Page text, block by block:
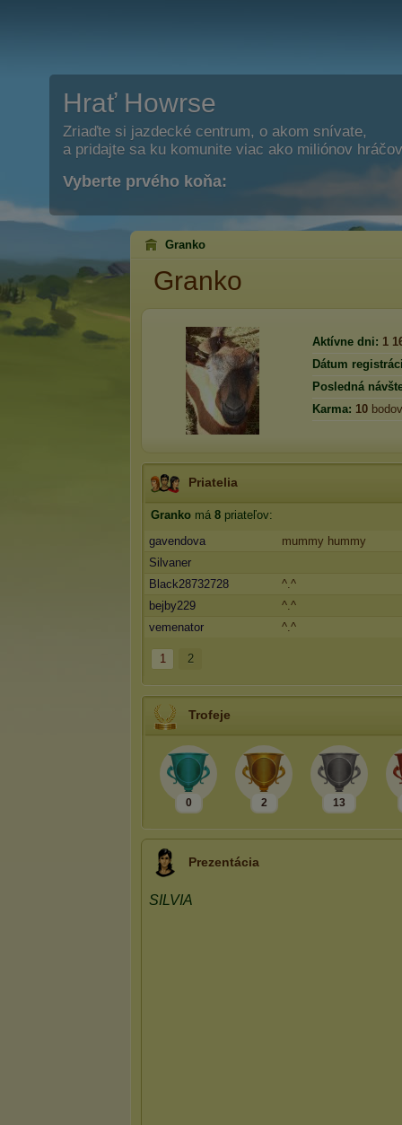
Hrať Howrse
Zriaďte si jazdecké centrum, o akom snívate,
a pridajte sa ku komunite viac ako miliónov
Vyberte prvého koňa:
Granko
Granko
Aktívne dni: 1
Dátum
Posledná
Karma: 10 bodov
Priatelia
Granko má 8 priateľov:
gavendova
mummy hummy
Silvaner
Black28732728
^.^
bejby229
^.^
vemenator
^.^
1 2
Trofeje
0 2 13
Prezentácia